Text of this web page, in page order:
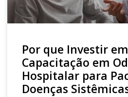
Por que Investir em
Capacitação em
Hospitalar para
Doenças